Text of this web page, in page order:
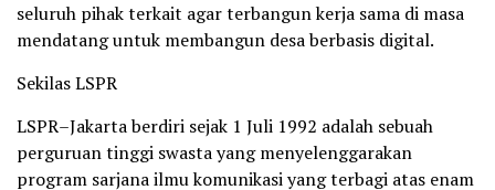
seluruh pihak terkait agar terbangun kerja sama di masa
mendatang untuk membangun desa berbasis digital.
Sekilas LSPR
LSPR–Jakarta berdiri sejak 1 Juli 1992 adalah sebuah
perguruan tinggi swasta yang menyelenggarakan
program sarjana ilmu komunikasi yang terbagi atas enam